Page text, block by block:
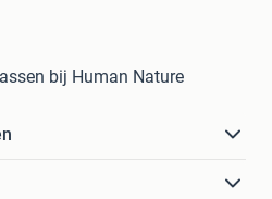
bij Human Nature